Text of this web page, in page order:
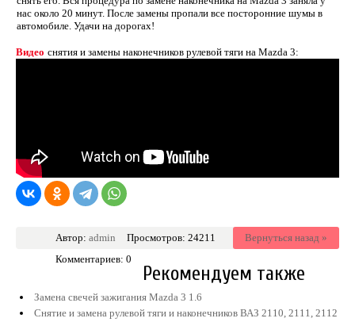
нас около 20 минут. После замены пропали все посторонние шумы в
автомобиле. Удачи на дорогах!
Видео снятия и замены наконечников рулевой тяги на Mazda 3:
Вернуться назад »
Автор: admin
Просмотров: 24211
Комментариев: 0
Рекомендуем также
Замена свечей зажигания Mazda 3 1.6
Снятие и замена рулевой тяги и наконечников ВАЗ 2110, 2111, 2112